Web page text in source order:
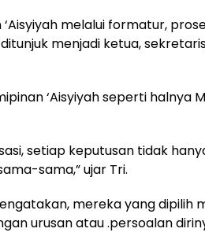
melalui formatur,
menjadi ketua,
‘Aisyiyah seperti halnya
setiap keputusan tidak
sama,” ujar Tri.
mereka yang dipilih
urusan atau .persoalan